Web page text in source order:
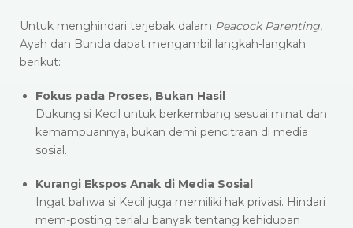
Untuk menghindari terjebak dalam Peacock Parenting,
Ayah dan Bunda dapat mengambil langkah-langkah
berikut:​
Fokus pada Proses, Bukan Hasil
Dukung si Kecil untuk berkembang sesuai minat dan
kemampuannya, bukan demi pencitraan di media
sosial.​
Kurangi Ekspos Anak di Media Sosial
Ingat bahwa si Kecil juga memiliki hak privasi. Hindari
mem-posting terlalu banyak tentang kehidupan